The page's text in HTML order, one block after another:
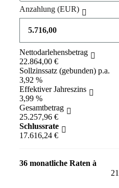
Anzahlung (EUR)
Nettodarlehensbetrag
22.864,00 €
Sollzinssatz (gebunden) p.a.
3,92 %
Effektiver Jahreszins
3,99 %
Gesamtbetrag
25.257,96 €
Schlussrate
17.616,24 €
36 monatliche Raten à